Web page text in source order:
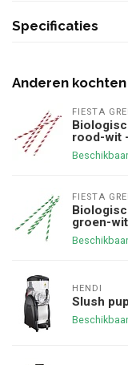
Specificaties
Anderen
FIESTA
rood-wit
Beschikbaar
FIESTA
groen-
Beschikbaar
HENDI
Slush
Beschikbaar